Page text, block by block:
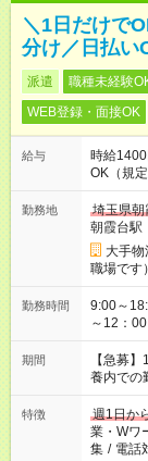
＼1日だけで
分け／日払い
派遣 職種未経験
WEB登録・面接OK
給与
時給
OK（規定
勤務地
埼玉県朝
朝霞台駅
大手
職場です）
勤務時間
9:00～18:00 希望の時間帯を選べます！ ＜シフ
～12：
22：00
期間
【急募
養内での
特徴 週1日か
業・Wワ
集 / 電話